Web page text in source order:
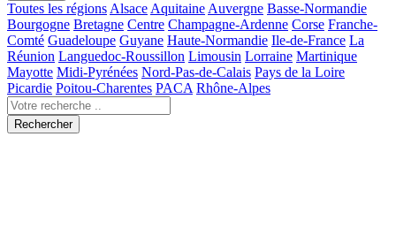
Toutes les régions Alsace Aquitaine Auvergne Basse-Normandie
Bourgogne Bretagne Centre Champagne-Ardenne Corse Franche-
Comté Guadeloupe Guyane Haute-Normandie Ile-de-France La
Réunion Languedoc-Roussillon Limousin Lorraine Martinique
Mayotte Midi-Pyrénées Nord-Pas-de-Calais Pays de la Loire
Picardie Poitou-Charentes PACA Rhône-Alpes
Rechercher